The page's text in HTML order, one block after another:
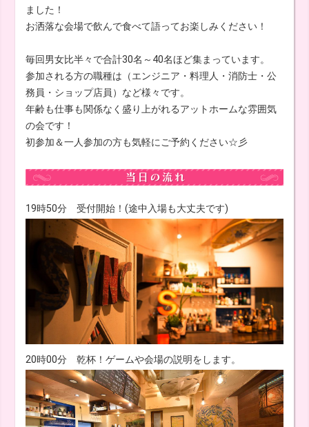
ました！
お洒落な会場で飲んで食べて語ってお楽しみください！
毎回男女比半々で合計30名～40名ほど集まっています。
参加される方の職種は（エンジニア・料理人・消防士・公
務員・ショップ店員）など様々です。
年齢も仕事も関係なく盛り上がれるアットホームな雰囲気
の会です！
初参加＆一人参加の方も気軽にご予約ください☆彡
19時50分 受付開始！(途中入場も大丈夫です)
20時00分 乾杯！ゲームや会場の説明をします。